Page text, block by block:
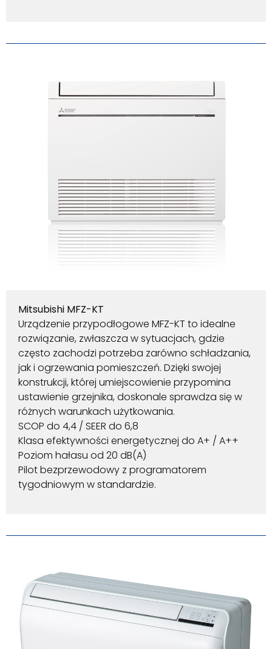
Mitsubishi MFZ-KT
Urządzenie przypodłogowe MFZ-KT to idealne
rozwiązanie, zwłaszcza w sytuacjach, gdzie
często zachodzi potrzeba zarówno schładzania,
jak i ogrzewania pomieszczeń. Dzięki swojej
konstrukcji, której umiejscowienie przypomina
ustawienie grzejnika, doskonale sprawdza się w
różnych warunkach użytkowania.
SCOP do 4,4 / SEER do 6,8
Klasa efektywności energetycznej do A+ / A++
Poziom hałasu od 20 dB(A)
Pilot bezprzewodowy z programatorem
tygodniowym w standardzie.